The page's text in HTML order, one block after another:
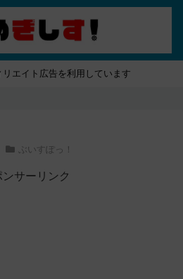
エイト広告を利用しています
ぶいすぽっ！
ンサーリンク